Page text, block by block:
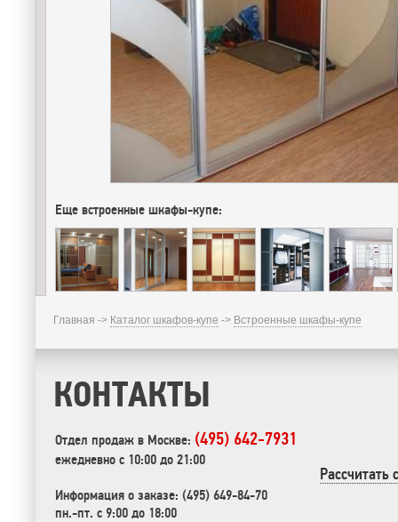
Еще встроенные шкафы-купе:
Главная -> Каталог шкафов-купе -> Встроенные шкафы-купе
КОНТАКТЫ
Отдел продаж в Москве: (495) 642-7931
ежедневно с 10:00 до 21:00
Информация о заказе: (495) 649-84-70
пн.-пт. с 9:00 до 18:00